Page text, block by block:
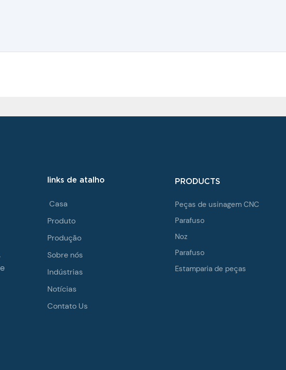
links de atalho
Casa
Produto
Produção
Sobre nós
Indústrias
Notícias
Contato Us
PRODUCTS
Peças de usinagem CNC
Parafuso
Noz
Parafuso
Estamparia de peças